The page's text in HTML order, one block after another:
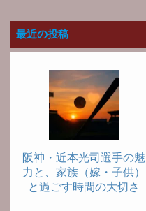
最近の投稿
阪神・近本光司選手の魅
力と、家族（嫁・子供）
と過ごす時間の大切さ